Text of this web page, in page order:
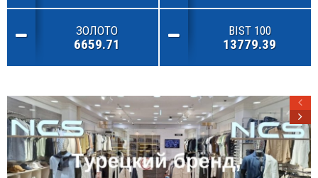
ЗОЛОТО
6659.71
BIST 100
13779.39